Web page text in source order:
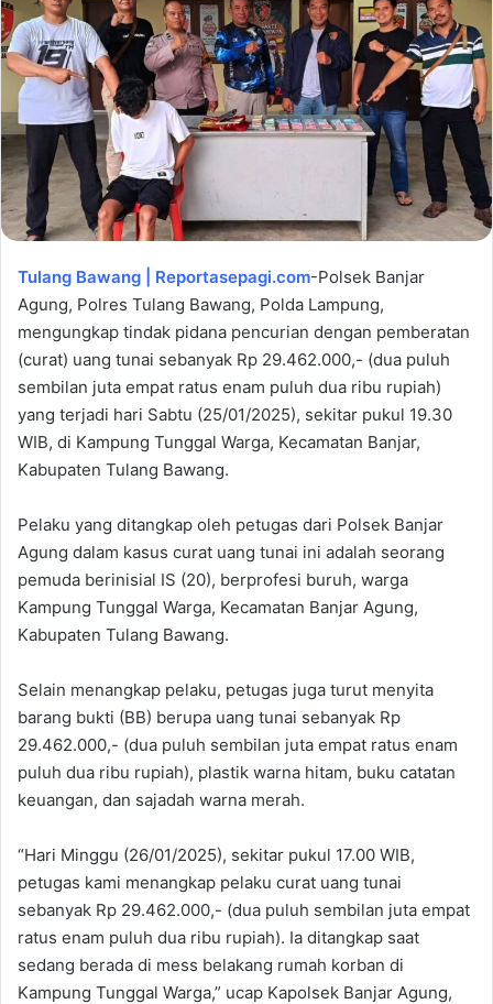
a
n
e
m
a
l
Tulang Bawang | Reportasepagi.com-Polsek Banjar
Agung, Polres Tulang Bawang, Polda Lampung,
mengungkap tindak pidana pencurian dengan pemberatan
(curat) uang tunai sebanyak Rp 29.462.000,- (dua puluh
sembilan juta empat ratus enam puluh dua ribu rupiah)
yang terjadi hari Sabtu (25/01/2025), sekitar pukul 19.30
WIB, di Kampung Tunggal Warga, Kecamatan Banjar,
Kabupaten Tulang Bawang.
Pelaku yang ditangkap oleh petugas dari Polsek Banjar
Agung dalam kasus curat uang tunai ini adalah seorang
pemuda berinisial IS (20), berprofesi buruh, warga
Kampung Tunggal Warga, Kecamatan Banjar Agung,
Kabupaten Tulang Bawang.
Selain menangkap pelaku, petugas juga turut menyita
barang bukti (BB) berupa uang tunai sebanyak Rp
29.462.000,- (dua puluh sembilan juta empat ratus enam
puluh dua ribu rupiah), plastik warna hitam, buku catatan
keuangan, dan sajadah warna merah.
“Hari Minggu (26/01/2025), sekitar pukul 17.00 WIB,
petugas kami menangkap pelaku curat uang tunai
sebanyak Rp 29.462.000,- (dua puluh sembilan juta empat
ratus enam puluh dua ribu rupiah). Ia ditangkap saat
sedang berada di mess belakang rumah korban di
Kampung Tunggal Warga,” ucap Kapolsek Banjar Agung,